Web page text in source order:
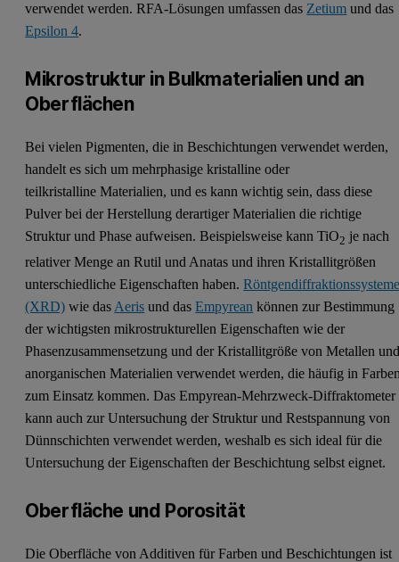
verwendet werden. RFA-Lösungen umfassen das Zetium und das
Epsilon 4.
Mikrostruktur in Bulkmaterialien und an
Oberflächen
Bei vielen Pigmenten, die in Beschichtungen verwendet werden,
handelt es sich um mehrphasige kristalline oder
teilkristalline Materialien, und es kann wichtig sein, dass diese
Pulver bei der Herstellung derartiger Materialien die richtige
Struktur und Phase aufweisen. Beispielsweise kann TiO2 je nach
relativer Menge an Rutil und Anatas und ihren Kristallitgrößen
unterschiedliche Eigenschaften haben.
(XRD) wie das Aeris und dasEmpyrean können zur Bestimmung
der wichtigsten mikrostrukturellen Eigenschaften wie der
Phasenzusammensetzung und der Kristallitgröße von Metallen
anorganischen Materialien verwendet werden, die häufig in
zum Einsatz kommen. Das Empyrean-Mehrzweck-Diffraktometer
kann auch zur Untersuchung der Struktur und Restspannung von
Dünnschichten verwendet werden, weshalb es sich ideal für die
Untersuchung der Eigenschaften der Beschichtung selbst eignet.
Oberfläche und Porosität
Die Oberfläche von Additiven für Farben und Beschichtungen ist